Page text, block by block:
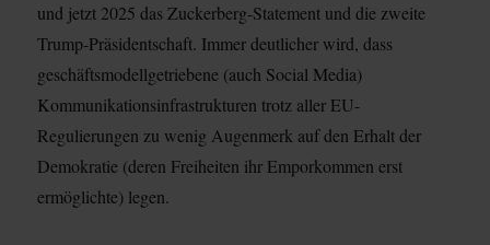
und jetzt 2025 das Zuckerberg-Statement und die zweite
Trump-Präsidentschaft. Immer deutlicher wird, dass
geschäftsmodellgetriebene (auch Social Media)
Kommunikationsinfrastrukturen trotz aller EU-
Regulierungen zu wenig Augenmerk auf den Erhalt der
Demokratie (deren Freiheiten ihr Emporkommen erst
ermöglichte) legen.